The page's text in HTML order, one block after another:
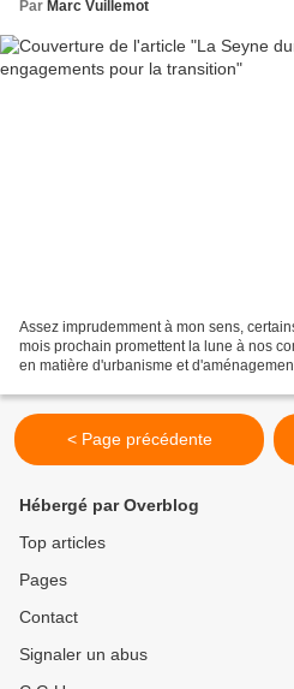
Par Marc Vuillemot
Assez imprudemment à mon sens,
mois prochain promettent la lune à nos
en matière d'urbanisme et
< Page précédente
Hébergé par Overblog
Top articles
Pages
Contact
Signaler un abus